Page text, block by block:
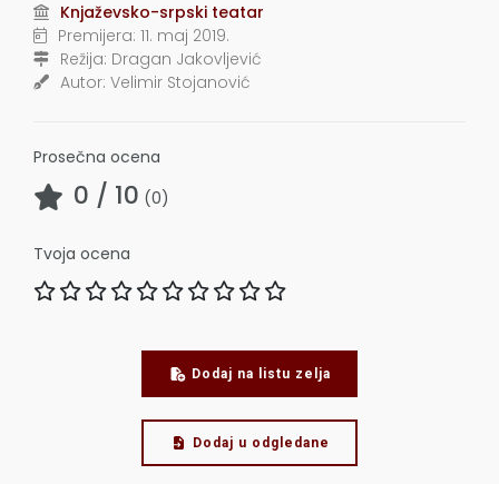
Knjaževsko-srpski teatar
Premijera: 11. maj 2019.
Režija: Dragan Jakovljević
Autor: Velimir Stojanović
Prosečna ocena
0 / 10 (0)
Tvoja ocena
Dodaj na listu zelja
Dodaj u odgledane